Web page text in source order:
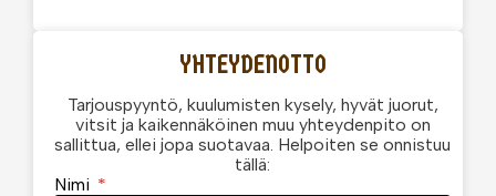
YHTEYDENOTTO
Tarjouspyyntö, kuulumisten kysely, hyvät juorut,
vitsit ja kaikennäköinen muu yhteydenpito on
sallittua, ellei jopa suotavaa. Helpoiten se onnistuu
tällä:
Nimi